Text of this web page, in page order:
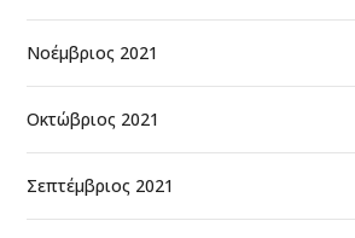
Νοέμβριος 2021
Οκτώβριος 2021
Σεπτέμβριος 2021